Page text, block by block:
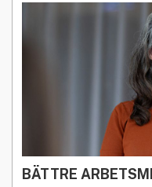
BÄTTRE